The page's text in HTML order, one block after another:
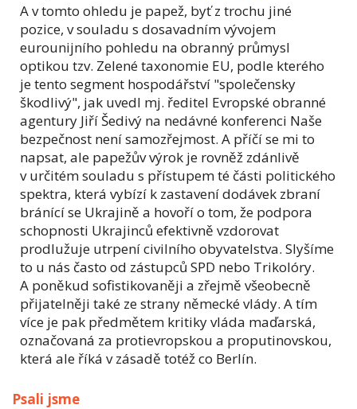
A v tomto ohledu je papež, byť z trochu jiné
pozice, v souladu s dosavadním vývojem
eurounijního pohledu na obranný průmysl
optikou tzv. Zelené taxonomie EU, podle kterého
je tento segment hospodářství "společensky
škodlivý", jak uvedl mj. ředitel Evropské obranné
agentury Jiří Šedivý na nedávné konferenci Naše
bezpečnost není samozřejmost. A příčí se mi to
napsat, ale papežův výrok je rovněž zdánlivě
v určitém souladu s přístupem té části politického
spektra, která vybízí k zastavení dodávek zbraní
bránící se Ukrajině a hovoří o tom, že podpora
schopnosti Ukrajinců efektivně vzdorovat
prodlužuje utrpení civilního obyvatelstva. Slyšíme
to u nás často od zástupců SPD nebo Trikolóry.
A poněkud sofistikovaněji a zřejmě všeobecně
přijatelněji také ze strany německé vlády. A tím
více je pak předmětem kritiky vláda maďarská,
označovaná za protievropskou a proputinovskou,
která ale říká v zásadě totéž co Berlín.
Psali jsme